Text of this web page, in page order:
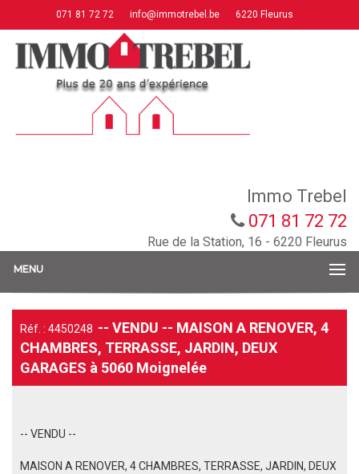
071 81 72 72 info@immotrebel.be 6220 Fleurus
Immo Trebel
071 81 72 72
Rue de la Station, 16 - 6220 Fleurus
MENU
Réf. : 4450248 -- VENDU -- MAISON A RENOVER, 4
CHAMBRES, TERRASSE, JARDIN, DEUX
GARAGES à 5060 Moignelée
-- VENDU --
MAISON A RENOVER, 4 CHAMBRES, TERRASSE, JARDIN, DEUX